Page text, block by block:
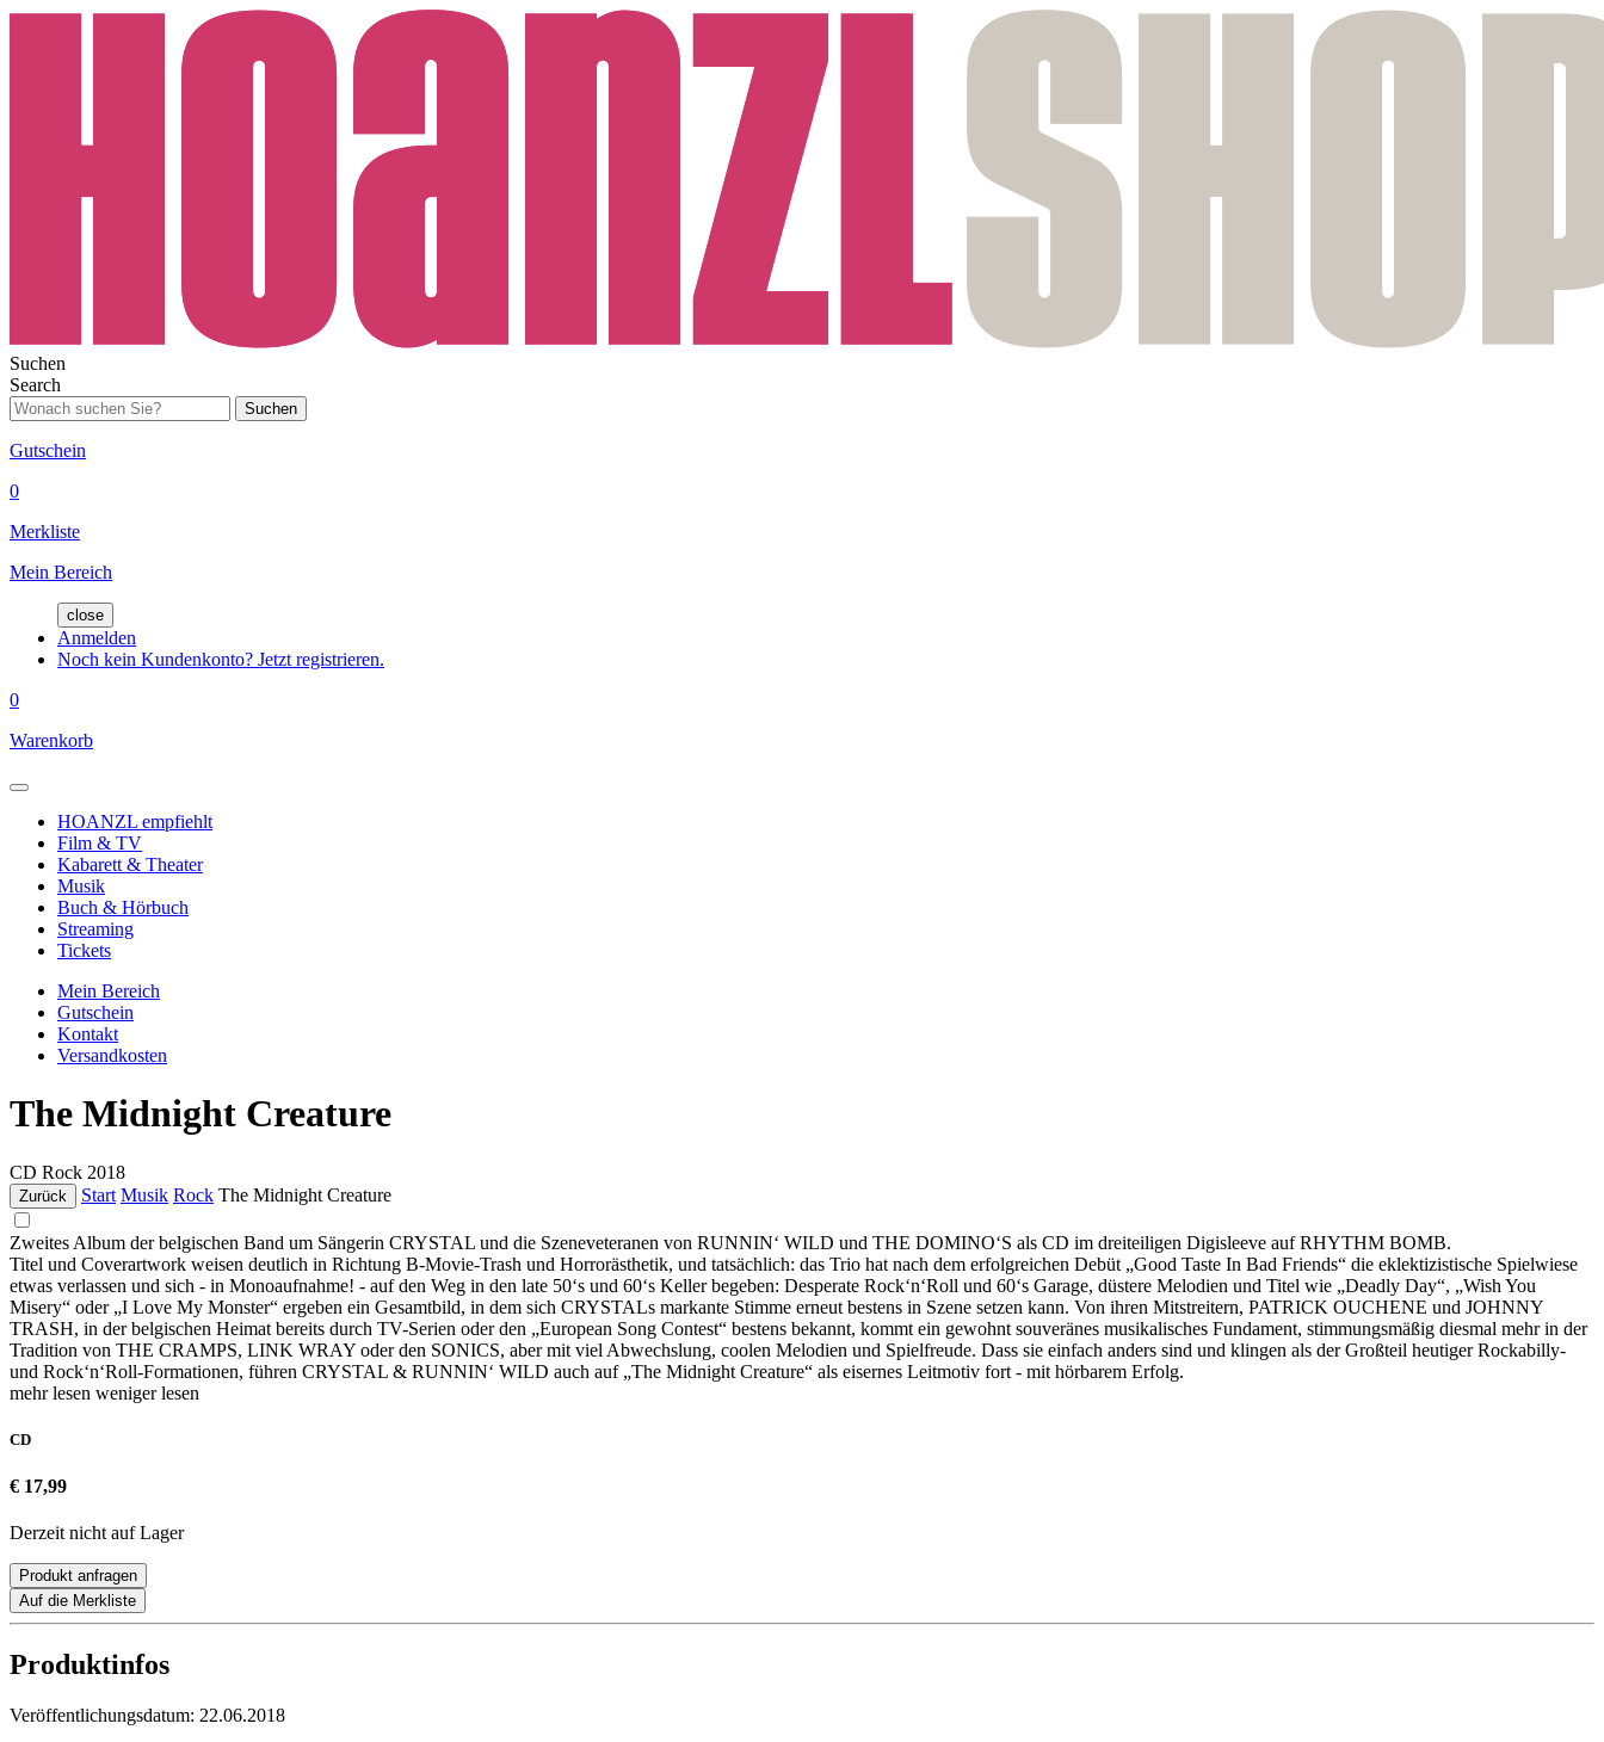
Suchen
Search
Suchen
Gutschein
0
Merkliste
Mein Bereich
close
Anmelden
Noch kein Kundenkonto? Jetzt registrieren.
0
Warenkorb
HOANZL empfiehlt
Film & TV
Kabarett & Theater
Musik
Buch & Hörbuch
Streaming
Tickets
Mein Bereich
Gutschein
Kontakt
Versandkosten
The Midnight Creature
CD Rock 2018
Zurück Start Musik Rock The Midnight Creature
Zweites Album der belgischen Band um Sängerin CRYSTAL und die Szeneveteranen von RUNNIN‘ WILD und THE DOMINO‘S als CD im dreiteiligen Digisleeve auf RHYTHM BOMB.
Titel und Coverartwork weisen deutlich in Richtung B-Movie-Trash und Horrorästhetik, und tatsächlich: das Trio hat nach dem erfolgreichen Debüt „Good Taste In Bad Friends“ die eklektizistische Spielwiese
etwas verlassen und sich - in Monoaufnahme! - auf den Weg in den late 50‘s und 60‘s Keller begeben: Desperate Rock‘n‘Roll und 60‘s Garage, düstere Melodien und Titel wie „Deadly Day“, „Wish You
Misery“ oder „I Love My Monster“ ergeben ein Gesamtbild, in dem sich CRYSTALs markante Stimme erneut bestens in Szene setzen kann. Von ihren Mitstreitern, PATRICK OUCHENE und JOHNNY
TRASH, in der belgischen Heimat bereits durch TV-Serien oder den „European Song Contest“ bestens bekannt, kommt ein gewohnt souveränes musikalisches Fundament, stimmungsmäßig diesmal mehr in der
Tradition von THE CRAMPS, LINK WRAY oder den SONICS, aber mit viel Abwechslung, coolen Melodien und Spielfreude. Dass sie einfach anders sind und klingen als der Großteil heutiger Rockabilly-
und Rock‘n‘Roll-Formationen, führen CRYSTAL & RUNNIN‘ WILD auch auf „The Midnight Creature“ als eisernes Leitmotiv fort - mit hörbarem Erfolg.
mehr lesen weniger lesen
CD
€ 17,99
Derzeit nicht auf Lager
Produkt anfragen
Auf die Merkliste
Produktinfos
Veröffentlichungsdatum: 22.06.2018